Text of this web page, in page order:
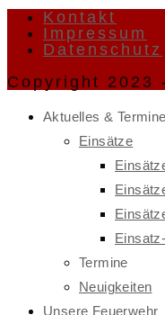
Kontakt
Impressum
Datenschutz
Copyright 2023
Aktuelles & Termine
Einsätze
Termine
Neuigkeiten
Unsere Feuerwehr